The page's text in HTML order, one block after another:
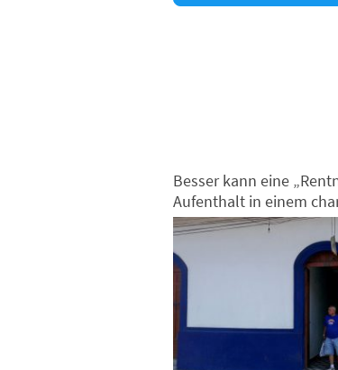
Besser kann eine
Aufenthalt in einem